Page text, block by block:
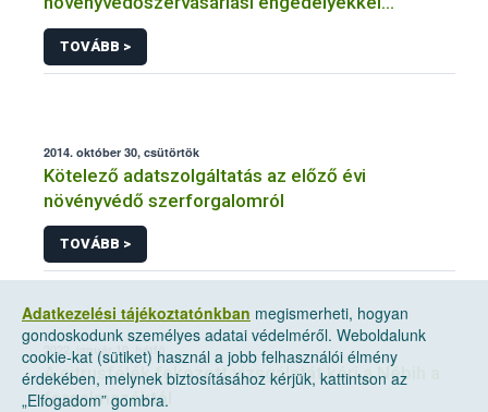
kapcsolatos szabályozás
TOVÁBB >
2014. október 30, csütörtök
Kötelező adatszolgáltatás az előző évi
növényvédő szerforgalomról
TOVÁBB >
2022. január 10, hétfő
A citrusfélék fokozott vizsgálatát kéri a Nébih a
forgalmazóktól
Adatkezelési tájékoztatónkban megismerheti, hogyan
gondoskodunk személyes adatai védelméről. Weboldalunk
cookie-kat (sütiket) használ a jobb felhasználói élmény
érdekében, melynek biztosításához kérjük, kattintson az
„Elfogadom” gombra.